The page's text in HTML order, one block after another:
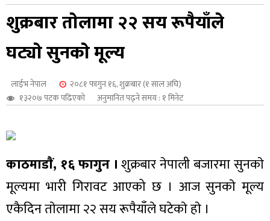
शुक्रबार ताेलामा २२ सय रूपैयाँले
घट्याे सुनकाे मूल्य
लाईभ नेपाल
२०८१ फागुन १६, शुक्रबार (१ साल अघि)
१३२०७ पटक पढिएको
अनुमानित पढ्ने समय : १ मिनेट
काठमाडाैं, १६ फागुन ।शुक्रबार नेपाली बजारमा सुनकाे
मूल्यमा भारी गिरावट आएको छ । आज सुनकाे मूल्य
एकैदिन ताेलामा २२ सय रूपैयाँले घटेकाे हाे ।